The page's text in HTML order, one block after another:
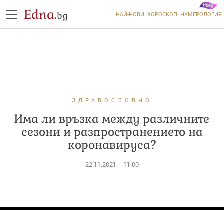
Edna.bg НАЙ-НОВИ ХОРОСКОП НУМЕРОЛОГИЯ
ЗДРАВОСЛОВНО
Има ли връзка между различните
сезони и разпространението на
коронавируса?
22.11.2021 11:00